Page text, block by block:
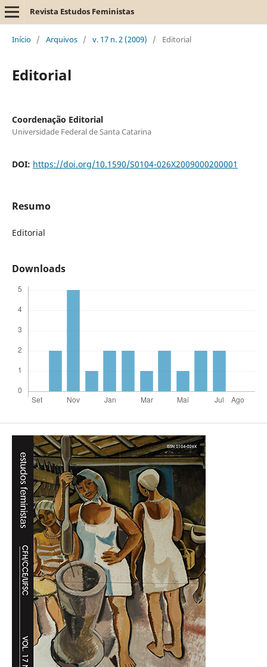
Revista Estudos Feministas
Início / Arquivos / v. 17 n. 2 (2009) / Editorial
Editorial
Coordenação Editorial
Universidade Federal de Santa Catarina
DOI: https://doi.org/10.1590/S0104-026X2009000200001
Resumo
Editorial
Downloads